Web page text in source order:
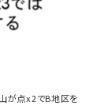
が点x2でB地区を